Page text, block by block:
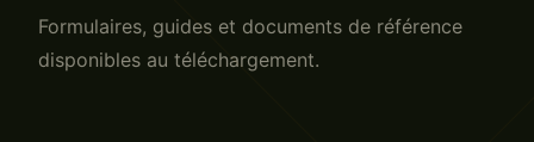
Formulaires, guides et documents de référence
disponibles au téléchargement.